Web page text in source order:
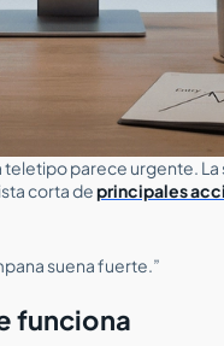
parece urgente.
corta deprincipales
suena fuerte.”
funciona